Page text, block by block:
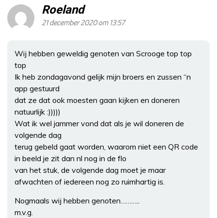
Roeland
21 december 2020 om 13:57
Wij hebben geweldig genoten van Scrooge top top
top
Ik heb zondagavond gelijk mijn broers en zussen “n
app gestuurd
dat ze dat ook moesten gaan kijken en doneren
natuurlijk :)))))
Wat ik wel jammer vond dat als je wil doneren de
volgende dag
terug gebeld gaat worden, waarom niet een QR code
in beeld je zit dan nl nog in de flo
van het stuk, de volgende dag moet je maar
afwachten of iedereen nog zo ruimhartig is.
Nogmaals wij hebben genoten………..
m.v.g.